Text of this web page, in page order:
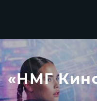
«НМГ